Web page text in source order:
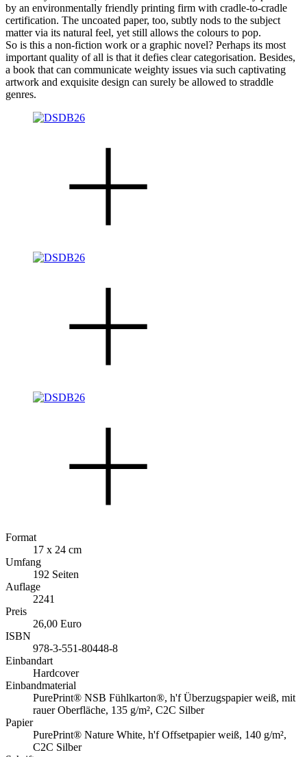
by an environmentally friendly printing firm with cradle-to-cradle
certification. The uncoated paper, too, subtly nods to the subject
matter via its natural feel, yet still allows the colours to pop.
So is this a non-fiction work or a graphic novel? Perhaps its most
important quality of all is that it defies clear categorisation. Besides,
a book that can communicate weighty issues via such captivating
artwork and exquisite design can surely be allowed to straddle
genres.
Format
17 x 24 cm
Umfang
192 Seiten
Auflage
2241
Preis
26,00 Euro
ISBN
978-3-551-80448-8
Einbandart
Hardcover
Einbandmaterial
PurePrint® NSB Fühlkarton®, h'f Überzugspapier weiß, mit
rauer Oberfläche, 135 g/m², C2C Silber
Papier
PurePrint® Nature White, h'f Offsetpapier weiß, 140 g/m²,
C2C Silber